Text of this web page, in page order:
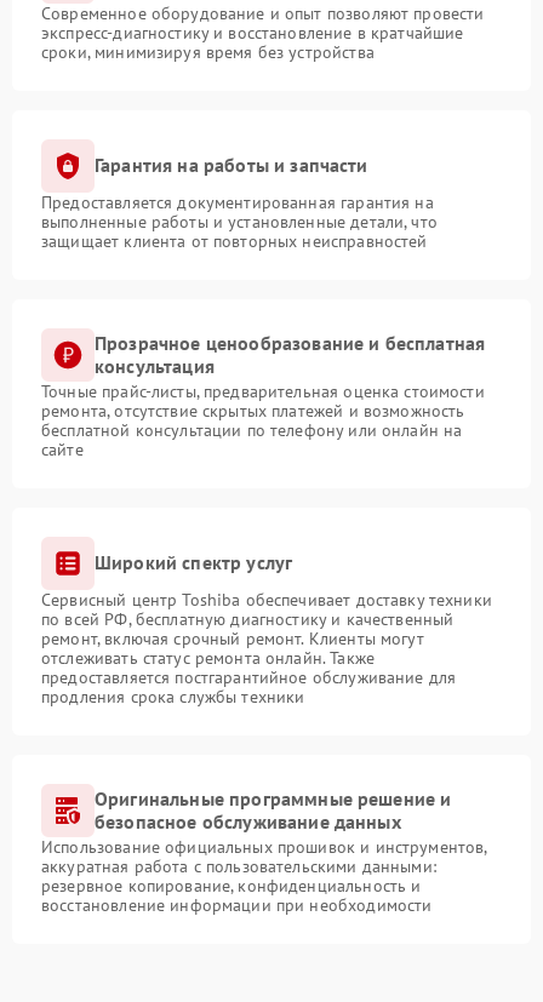
Современное оборудование и опыт позволяют провести
экспресс-диагностику и восстановление в кратчайшие
сроки, минимизируя время без устройства
Гарантия на работы и запчасти
Предоставляется документированная гарантия на
выполненные работы и установленные детали, что
защищает клиента от повторных неисправностей
Прозрачное ценообразование и бесплатная
консультация
Точные прайс-листы, предварительная оценка стоимости
ремонта, отсутствие скрытых платежей и возможность
бесплатной консультации по телефону или онлайн на
сайте
Широкий спектр услуг
Сервисный центр Toshiba обеспечивает доставку техники
по всей РФ, бесплатную диагностику и качественный
ремонт, включая срочный ремонт. Клиенты могут
отслеживать статус ремонта онлайн. Также
предоставляется постгарантийное обслуживание для
продления срока службы техники
Оригинальные программные решение и
безопасное обслуживание данных
Использование официальных прошивок и инструментов,
аккуратная работа с пользовательскими данными:
резервное копирование, конфиденциальность и
восстановление информации при необходимости